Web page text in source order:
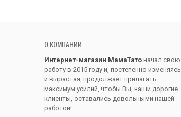
О КОМПАНИИ
Интернет-магазин МамаТато начал свою
работу в 2015 году и, постепенно изменяясь
и вырастая, продолжает прилагать
максимум усилий, чтобы Вы, наши дорогие
клиенты, оставались довольными нашей
работой!